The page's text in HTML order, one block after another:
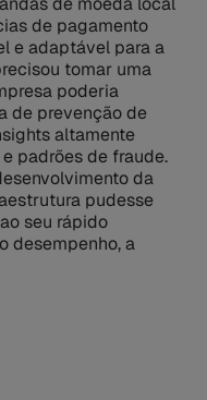
de pagamento
e adaptável para a
tomar uma
poderia
de prevenção de
altamente
padrões de fraude.
da
pudesse
seu rápido
desempenho, a